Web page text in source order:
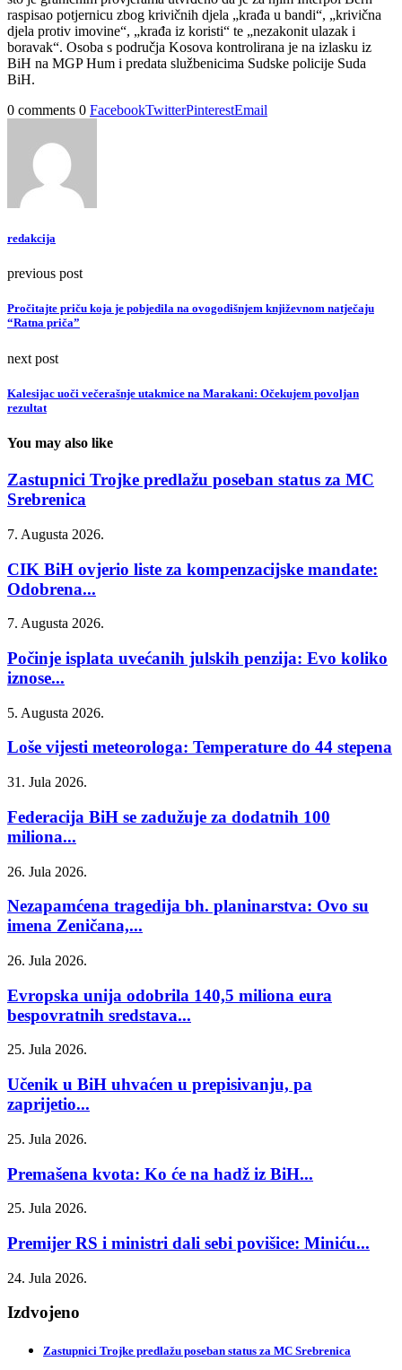
raspisao potjernicu zbog krivičnih djela „krađa u bandi“, „krivična
djela protiv imovine“, „krađa iz koristi“ te „nezakonit ulazak i
boravak“. Osoba s područja Kosova kontrolirana je na izlasku iz
BiH na MGP Hum i predata službenicima Sudske policije Suda
BiH.
0 comments 0 FacebookTwitterPinterestEmail
redakcija
previous post
Pročitajte priču koja je pobjedila na ovogodišnjem književnom natječaju
“Ratna priča”
next post
Kalesijac uoči večerašnje utakmice na Marakani: Očekujem povoljan
rezultat
You may also like
Zastupnici Trojke predlažu poseban status za MC
Srebrenica
7. Augusta 2026.
CIK BiH ovjerio liste za kompenzacijske mandate:
Odobrena...
7. Augusta 2026.
Počinje isplata uvećanih julskih penzija: Evo koliko
iznose...
5. Augusta 2026.
Loše vijesti meteorologa: Temperature do 44 stepena
31. Jula 2026.
Federacija BiH se zadužuje za dodatnih 100
miliona...
26. Jula 2026.
Nezapamćena tragedija bh. planinarstva: Ovo su
imena Zeničana,...
26. Jula 2026.
Evropska unija odobrila 140,5 miliona eura
bespovratnih sredstava...
25. Jula 2026.
Učenik u BiH uhvaćen u prepisivanju, pa
zaprijetio...
25. Jula 2026.
Premašena kvota: Ko će na hadž iz BiH...
25. Jula 2026.
Premijer RS i ministri dali sebi povišice: Miniću...
24. Jula 2026.
Izdvojeno
Zastupnici Trojke predlažu poseban status za MC Srebrenica